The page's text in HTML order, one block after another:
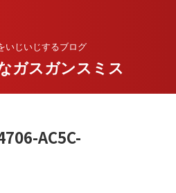
いじいじするブログ
ガスガンスミス
AC5C-